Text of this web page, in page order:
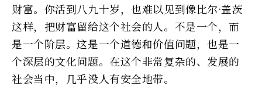
财富。你活到八九十岁，也难以见到像比尔·盖茨
这样，把财富留给这个社会的人。不是一个，而
是一个阶层。这是一个道德和价值问题，也是一
个深层的文化问题。在这个非常复杂的、发展的
社会当中，几乎没人有安全地带。